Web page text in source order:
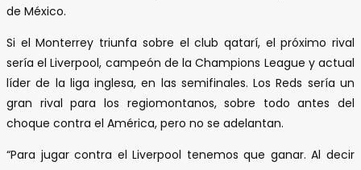
de México.
Si el Monterrey triunfa sobre el club qatarí, el próximo rival
sería el Liverpool, campeón de la Champions League y actual
líder de la liga inglesa, en las semifinales. Los Reds sería un
gran rival para los regiomontanos, sobre todo antes del
choque contra el América, pero no se adelantan.
“Para jugar contra el Liverpool tenemos que ganar. Al decir